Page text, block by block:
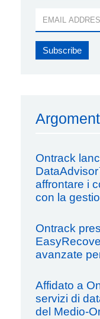
Ontrack
affrontare i
con la
Ontrack
avanzate
Affidato a
servizi di
del Medio-